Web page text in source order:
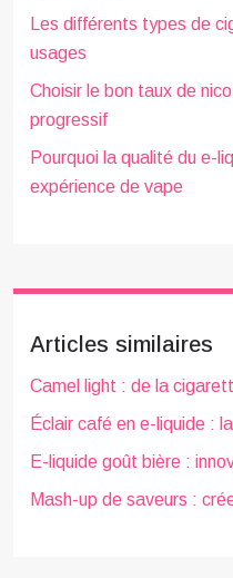
Les différents types de
usages
Choisir le bon taux de
progressif
Pourquoi la qualité du e-
expérience de vape
Articles similaires
Camel light : de la
Éclair café en e-liquide :
E-liquide goût bière :
Mash-up de saveurs :